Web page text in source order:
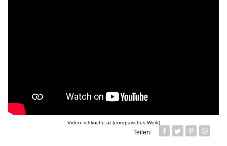
Video: ichkoche.at (europäisches Werk)
Teilen:
Facebook
TwitterPin it